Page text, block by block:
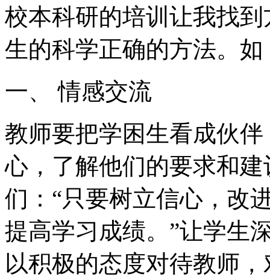
校本科研的培训让我找
生的科学正确的方法。如
一、 情感交流
教师要把学困生看成伙
心，了解他们的要求和
们：“只要树立信心，改
提高学习成绩。”让学生
以积极的态度对待教师